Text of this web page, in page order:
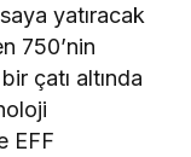
yatıracak
750’nin
çatı altında
EFF